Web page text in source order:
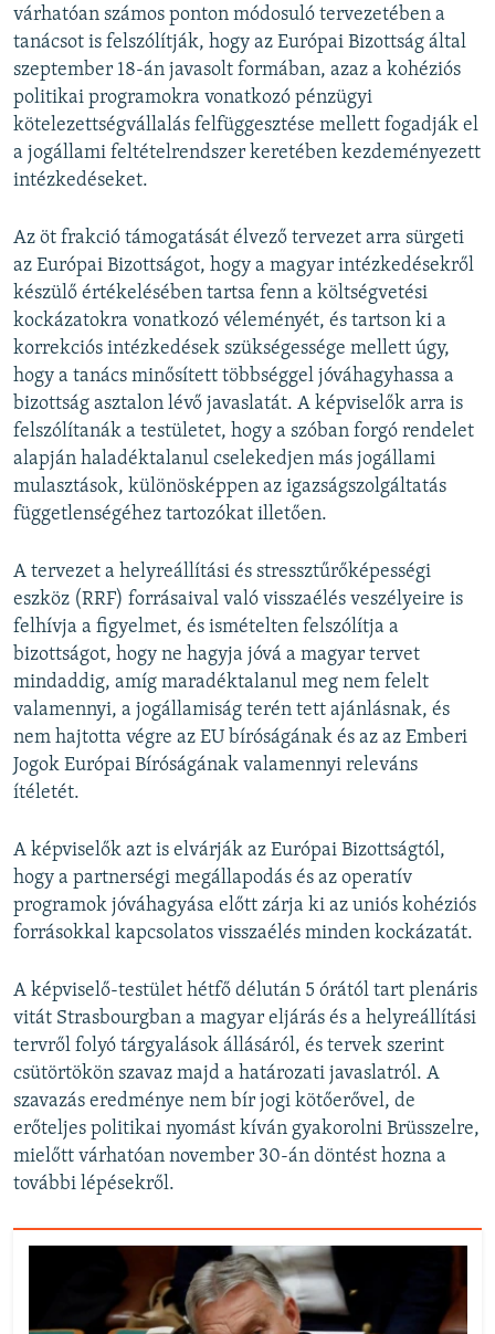
várhatóan számos ponton módosuló tervezetében a
tanácsot is felszólítják, hogy az Európai Bizottság által
szeptember 18-án javasolt formában, azaz a kohéziós
politikai programokra vonatkozó pénzügyi
kötelezettségvállalás felfüggesztése mellett fogadják el
a jogállami feltételrendszer keretében kezdeményezett
intézkedéseket.
Az öt frakció támogatását élvező tervezet arra sürgeti
az Európai Bizottságot, hogy a magyar intézkedésekről
készülő értékelésében tartsa fenn a költségvetési
kockázatokra vonatkozó véleményét, és tartson ki a
korrekciós intézkedések szükségessége mellett úgy,
hogy a tanács minősített többséggel jóváhagyhassa a
bizottság asztalon lévő javaslatát. A képviselők arra is
felszólítanák a testületet, hogy a szóban forgó rendelet
alapján haladéktalanul cselekedjen más jogállami
mulasztások, különösképpen az igazságszolgáltatás
függetlenségéhez tartozókat illetően.
A tervezet a helyreállítási és stressztűrőképességi
eszköz (RRF) forrásaival való visszaélés veszélyeire is
felhívja a figyelmet, és ismételten felszólítja a
bizottságot, hogy ne hagyja jóvá a magyar tervet
mindaddig, amíg maradéktalanul meg nem felelt
valamennyi, a jogállamiság terén tett ajánlásnak, és
nem hajtotta végre az EU bíróságának és az az Emberi
Jogok Európai Bíróságának valamennyi releváns
ítéletét.
A képviselők azt is elvárják az Európai Bizottságtól,
hogy a partnerségi megállapodás és az operatív
programok jóváhagyása előtt zárja ki az uniós kohéziós
forrásokkal kapcsolatos visszaélés minden kockázatát.
A képviselő-testület hétfő délután 5 órától tart plenáris
vitát Strasbourgban a magyar eljárás és a helyreállítási
tervről folyó tárgyalások állásáról, és tervek szerint
csütörtökön szavaz majd a határozati javaslatról. A
szavazás eredménye nem bír jogi kötőerővel, de
erőteljes politikai nyomást kíván gyakorolni Brüsszelre,
mielőtt várhatóan november 30-án döntést hozna a
további lépésekről.